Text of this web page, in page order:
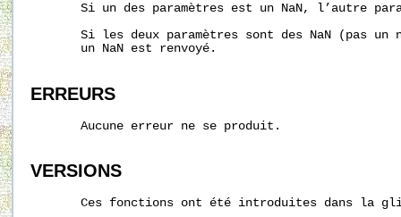
Si un des paramètres est un NaN, l’autre
Si les deux paramètres sont des NaN (pas un
       un NaN est renvoyé.
ERREURS
       Aucune erreur ne se produit.
VERSIONS
Ces fonctions ont été introduites dans la